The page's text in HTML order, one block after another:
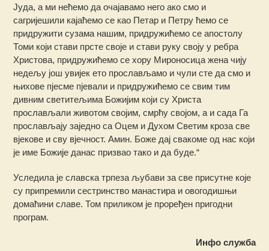
Јуда, а ми нећемо да очајавамо него ако смо и
сагријешили кајаћемо се као Петар и Петру ћемо се
придружити сузама нашим, придружићемо се апостолу
Томи који стави прсте своје и стави руку своју у ребра
Христова, придружићемо се хору Мироносица жена чију
недељу још увијек ето прослављамо и чули сте да смо и
њихове пјесме пјевали и придружићемо се свим тим
дивним светитељима Божијим који су Христа
прослављали животом својим, смрћу својом, а и сада Га
прослављају заједно са Оцем и Духом Светим кроза све
вјекове и сву вјечност. Амин. Боже дај свакоме од нас који
је име Божије данас призвао тако и да буде.“
Уследила је славска трпеза љубави за све присутне које
су припремили сестринство манастира и овогодишњи
домаћини славе. Том приликом је проређен пригодни
програм.
Инфо служба